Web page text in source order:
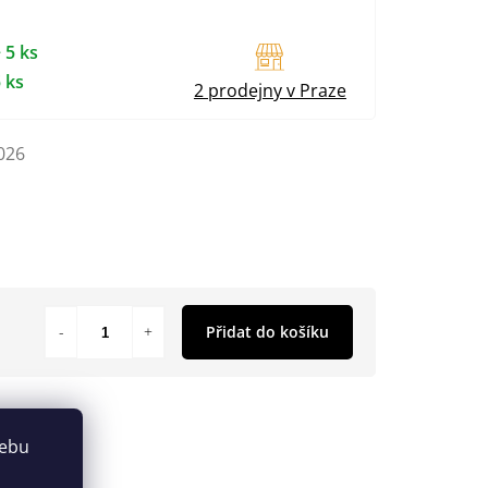
Přidat do košíku
5 ks
ks 2 prodejny v Praze